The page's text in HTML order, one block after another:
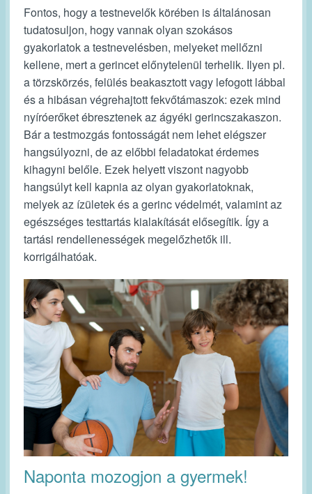
Fontos, hogy a testnevelők körében is általánosan
tudatosuljon, hogy vannak olyan szokásos
gyakorlatok a testnevelésben, melyeket mellőzni
kellene, mert a gerincet előnytelenül terhelik. Ilyen pl.
a törzskörzés, felülés beakasztott vagy lefogott lábbal
és a hibásan végrehajtott fekvőtámaszok: ezek mind
nyíróerőket ébresztenek az ágyéki gerincszakaszon.
Bár a testmozgás fontosságát nem lehet elégszer
hangsúlyozni, de az előbbi feladatokat érdemes
kihagyni belőle. Ezek helyett viszont nagyobb
hangsúlyt kell kapnia az olyan gyakorlatoknak,
melyek az ízületek és a gerinc védelmét, valamint az
egészséges testtartás kialakítását elősegítik. Így a
tartási rendellenességek megelőzhetők ill.
korrigálhatóak.
Naponta mozogjon a gyermek!